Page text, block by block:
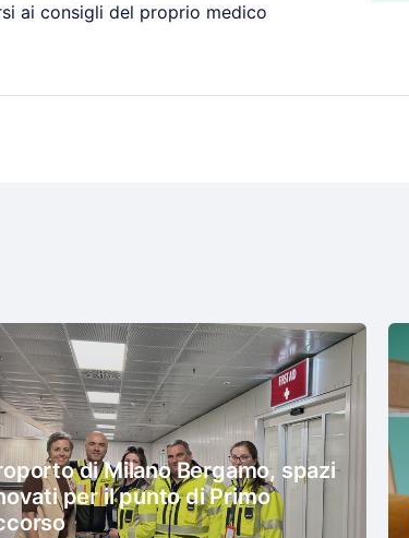
ai consigli del proprio medico
di Milano Bergamo, spazi
per il punto di Primo